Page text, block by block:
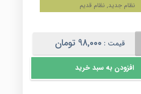
نظام جدید, نظام قدیم
قیمت : 98,000 تومان
افزودن به سبد خرید